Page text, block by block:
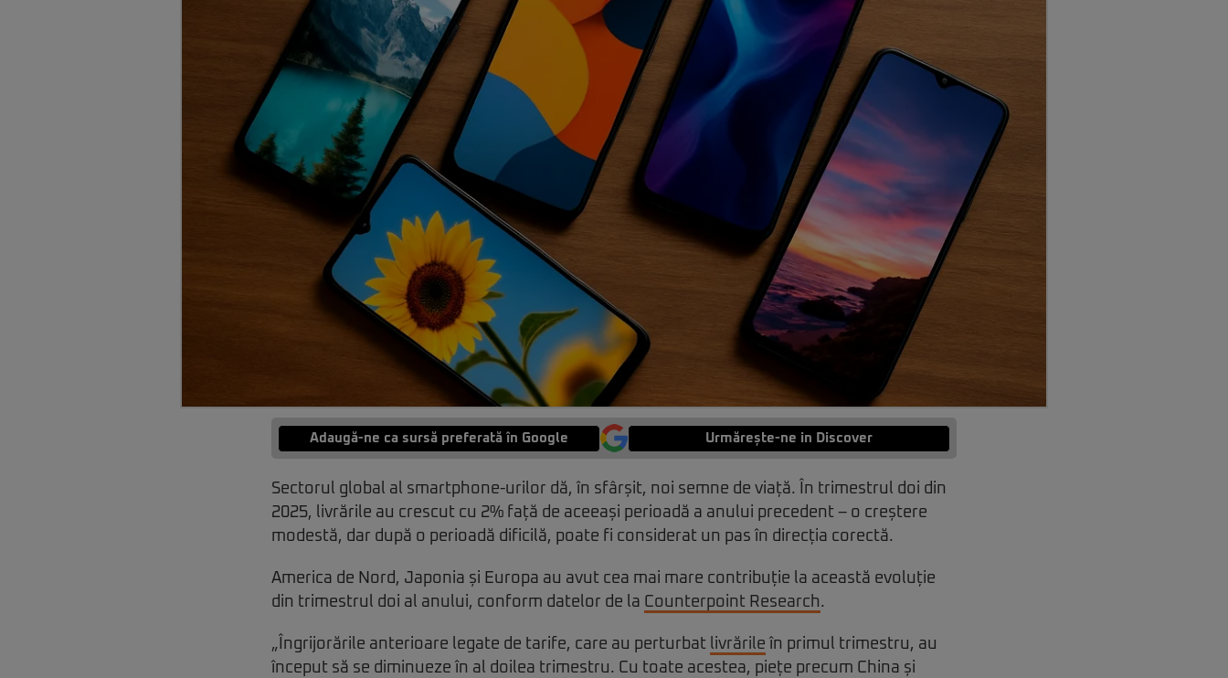
Adaugă-ne ca sursă preferată în Google Urmărește-ne in Discover
Sectorul global al smartphone-urilor dă, în sfârșit, noi semne de viață. În trimestrul doi din
2025, livrările au crescut cu 2% față de aceeași perioadă a anului precedent – o creștere
modestă, dar după o perioadă dificilă, poate fi considerat un pas în direcția corectă.
America de Nord, Japonia și Europa au avut cea mai mare contribuție la această evoluție
din trimestrul doi al anului, conform datelor de la Counterpoint Research.
„Îngrijorările anterioare legate de tarife, care au perturbat livrările în primul trimestru, au
început să se diminueze în al doilea trimestru. Cu toate acestea, piețe precum China și